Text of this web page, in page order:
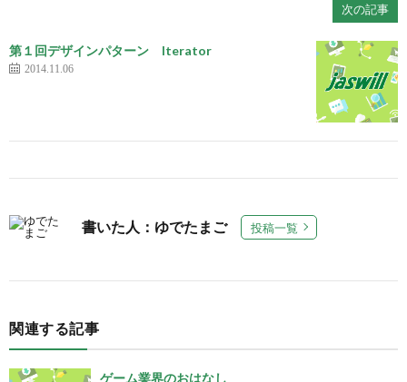
次の記事
第１回デザインパターン Iterator
2014.11.06
書いた人：ゆでたまご 投稿一覧
関連する記事
ゲーム業界のおはなし